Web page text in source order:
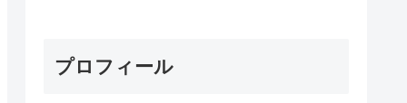
プロフィール